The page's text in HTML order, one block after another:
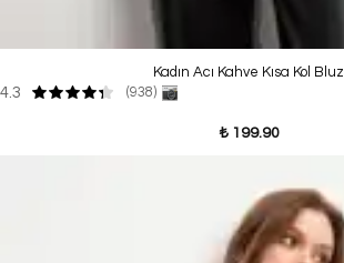
Kadın Acı Kahve Kısa Kol Bluz
4.3 (938)
₺ 199.90